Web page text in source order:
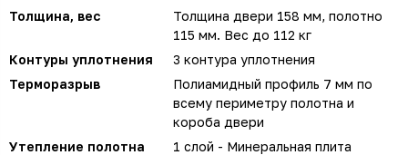
Толщина, вес
Толщина двери 158 мм, полотно
115 мм. Вес до 112 кг
Контуры уплотнения
3 контура уплотнения
Терморазрыв
Полиамидный профиль 7 мм по
всему периметру полотна и
короба двери
Утепление полотна
1 слой - Минеральная плита